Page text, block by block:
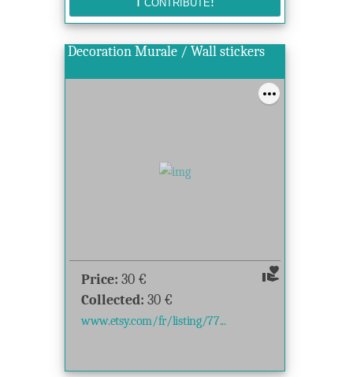
Decoration Murale / Wall stickers
volunteer_activism
Price: 30 €
Collected: 30 €
www.etsy.com/fr/listing/77...